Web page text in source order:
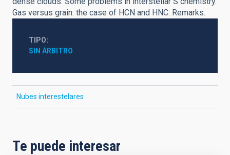
Gas versus grain: the case of HCN and HNC. Remarks.
TIPO
SIN ÁRBITRO
Nubes interestelares
Te puede interesar